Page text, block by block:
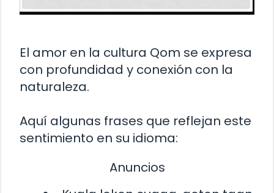
El amor en la cultura Qom se expresa
con profundidad y conexión con la
naturaleza.
Aquí algunas frases que reflejan este
sentimiento en su idioma:
Anuncios